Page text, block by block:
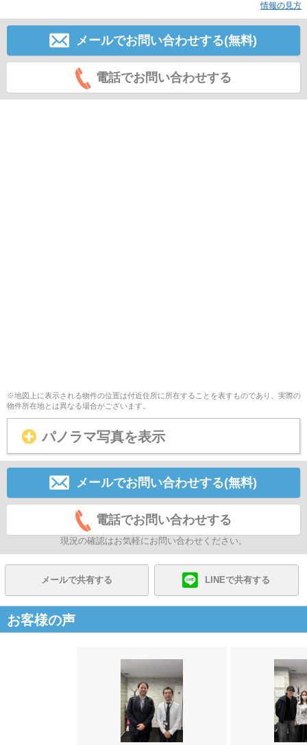
情報の見方
メールでお問い合わせする(無料)
電話でお問い合わせする
※地図上に表示される物件の位置は付近住所に所在することを表すものであり、実際の
物件所在地とは異なる場合がございます。
パノラマ写真を表示
メールでお問い合わせする(無料)
電話でお問い合わせする
現況の確認はお気軽にお問い合わせください。
メールで共有する LINEで共有する
お客様の声